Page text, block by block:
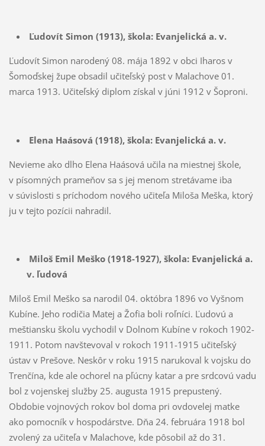
Ľudovít Simon (1913), škola: Evanjelická a. v.
Ľudovít Simon narodený 08. mája 1892 v obci Iharos v
Šomoďskej župe obsadil učiteľský post v Malachove 01.
marca 1913. Učiteľský diplom získal v júni 1912 v Šoproni.
Elena Haásová (1918), škola: Evanjelická a. v.
Nevieme ako dlho Elena Haásová učila na miestnej škole,
v písomných prameňov sa s jej menom stretávame iba
v súvislosti s príchodom nového učiteľa Miloša Meška, ktorý
ju v tejto pozícii nahradil.
Miloš Emil Meško (1918-1927), škola: Evanjelická a.
v. ľudová
Miloš Emil Meško sa narodil 04. októbra 1896 vo Vyšnom
Kubíne. Jeho rodičia Matej a Žofia boli roľníci. Ľudovú a
meštiansku školu vychodil v Dolnom Kubíne v rokoch 1902-
1911. Potom navštevoval v rokoch 1911-1915 učiteľský
ústav v Prešove. Neskôr v roku 1915 narukoval k vojsku do
Trenčína, kde ale ochorel na pľúcny katar a pre srdcovú vadu
bol z vojenskej služby 25. augusta 1915 prepustený.
Obdobie vojnových rokov bol doma pri ovdovelej matke
ako pomocník v hospodárstve. Dňa 24. februára 1918 bol
zvolený za učiteľa v Malachove, kde pôsobil až do 31.